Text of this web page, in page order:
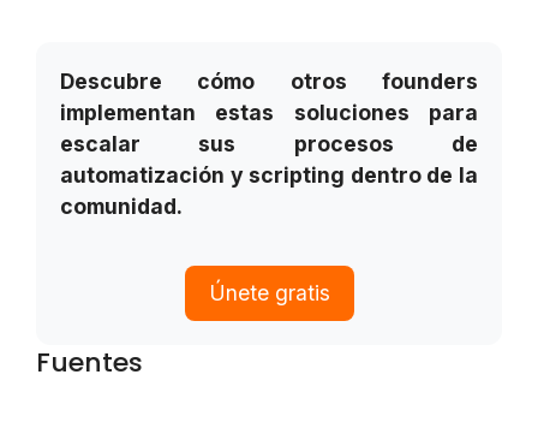
Descubre cómo otros founders
implementan estas soluciones para
escalar sus procesos de
automatización y scripting dentro de la
comunidad.
Únete gratis
Fuentes